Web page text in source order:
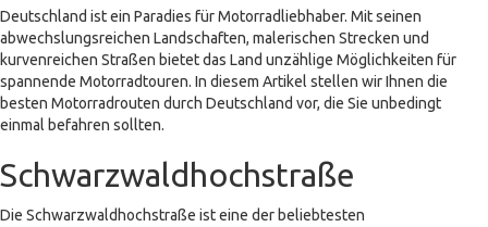
Deutschland ist ein Paradies für Motorradliebhaber. Mit seinen
abwechslungsreichen Landschaften, malerischen Strecken und
kurvenreichen Straßen bietet das Land unzählige Möglichkeiten für
spannende Motorradtouren. In diesem Artikel stellen wir Ihnen die
besten Motorradrouten durch Deutschland vor, die Sie unbedingt
einmal befahren sollten.
Schwarzwaldhochstraße
Die Schwarzwaldhochstraße ist eine der beliebtesten